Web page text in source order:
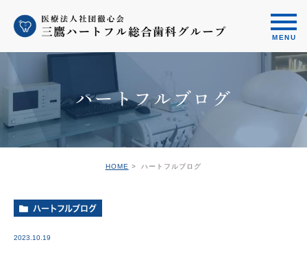
ハートフルブログ
HOME ハートフルブログ
ハートフルブログ
2023.10.19